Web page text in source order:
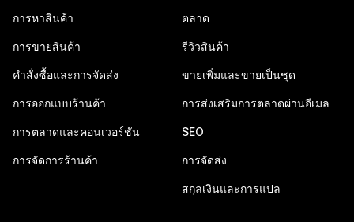
การหาสินค้า
การขายสินค้า
คำสั่งซื้อและการจัดส่ง
การออกแบบร้านค้า
การตลาดและคอนเวอร์ชัน
การจัดการร้านค้า
ตลาด
รีวิวสินค้า
ขายเพิ่มและขายเป็นชุด
การส่งเสริมการตลาดผ่านอีเมล
SEO
การจัดส่ง
สกุลเงินและการแปล